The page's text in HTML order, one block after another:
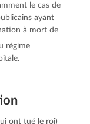
le cas de
ayant
à mort de
régime
ont tué le roi)